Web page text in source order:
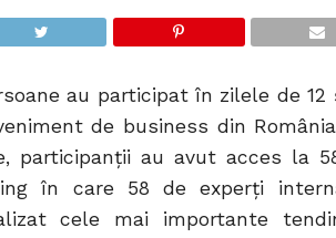
au participat în zilele de 12
de business din
participanții au avut acces la
în care 58 de experți
cele mai importante